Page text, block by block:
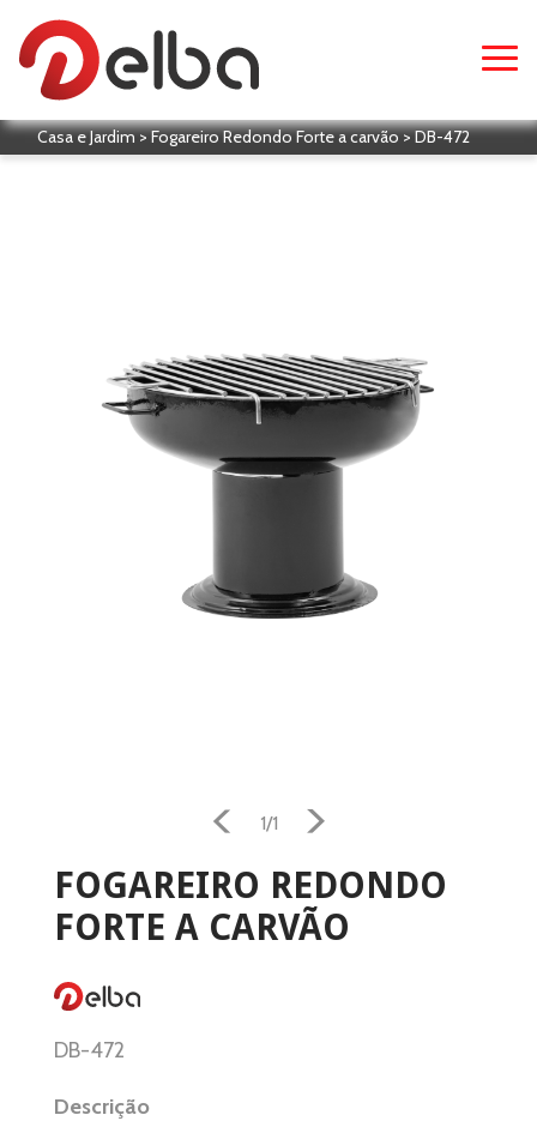
Home
Aquecimento
Casa e Jardim > Fogareiro Redondo Forte a carvão > DB-472
1/1
FOGAREIRO REDONDO
FORTE A CARVÃO
DB-472
Descrição